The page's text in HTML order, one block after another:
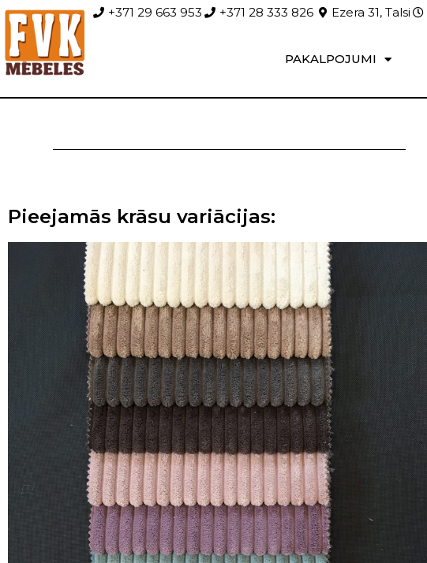
+371 29 663 953 +371 28 333 826 Ezera 31, Talsi
PAKALPOJUMI
Pieejamās krāsu variācijas: